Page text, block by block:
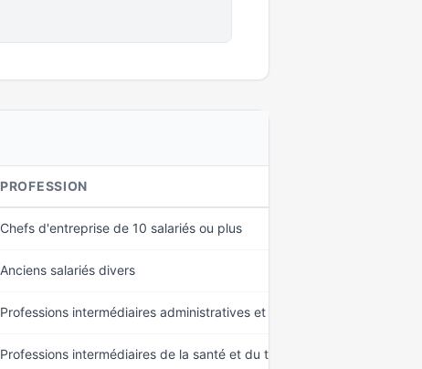
PROFESSION
Chefs d'entreprise de 10 salariés ou plus
Anciens salariés divers
Professions intermédiaires administratives et commerciales
Professions intermédiaires de la santé et du travail social